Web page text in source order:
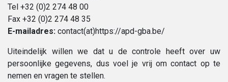
Tel +32 (0)2 274 48 00
Fax +32 (0)2 274 48 35
E-mailadres: contact(at)https://apd-gba.be/
Uiteindelijk willen we dat u de controle heeft over uw
persoonlijke gegevens, dus voel je vrij om contact op te
nemen en vragen te stellen.